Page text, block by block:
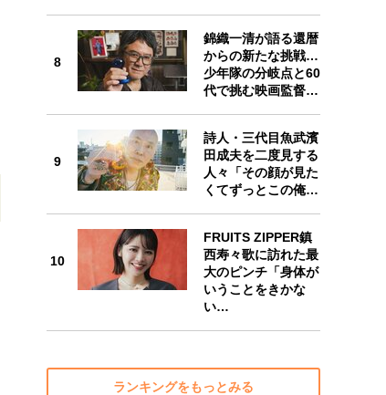
8
錦織一清が語る還暦
からの新たな挑戦…
少年隊の分岐点と60
代で挑む映画監督…
9
詩人・三代目魚武濱
田成夫を二度見する
人々「その顔が見た
くてずっとこの俺…
10
FRUITS ZIPPER鎮
西寿々歌に訪れた最
大のピンチ「身体が
いうことをきかな
い…
ランキングをもっとみる